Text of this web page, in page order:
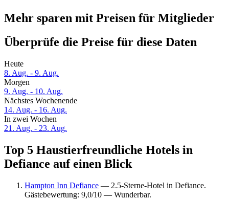
Mehr sparen mit Preisen für Mitglieder
Überprüfe die Preise für diese Daten
Heute
8. Aug. - 9. Aug.
Morgen
9. Aug. - 10. Aug.
Nächstes Wochenende
14. Aug. - 16. Aug.
In zwei Wochen
21. Aug. - 23. Aug.
Top 5 Haustierfreundliche Hotels in
Defiance auf einen Blick
Hampton Inn Defiance — 2.5-Sterne-Hotel in Defiance.
Gästebewertung: 9,0/10 — Wunderbar.